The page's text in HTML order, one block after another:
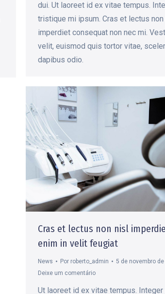
dui. Ut laoreet id ex vitae tempus.
tristique mi ipsum. Cras et lectus
imperdiet consequat non nec mi.
velit, euismod quis tortor vitae,
dapibus odio.
Cras et lectus non nisl
enim in velit feugiat
News Por roberto_admin
5 de novembro
Deixe um comentário
Ut laoreet id ex vitae tempus.